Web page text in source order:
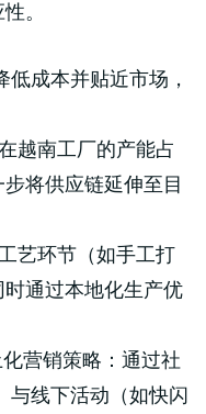
。
成本并贴近市场，
越南工厂的产能占
将供应链延伸至目
艺环节（如手工打
通过本地化生产优
营销策略：通过社
与线下活动（如快闪